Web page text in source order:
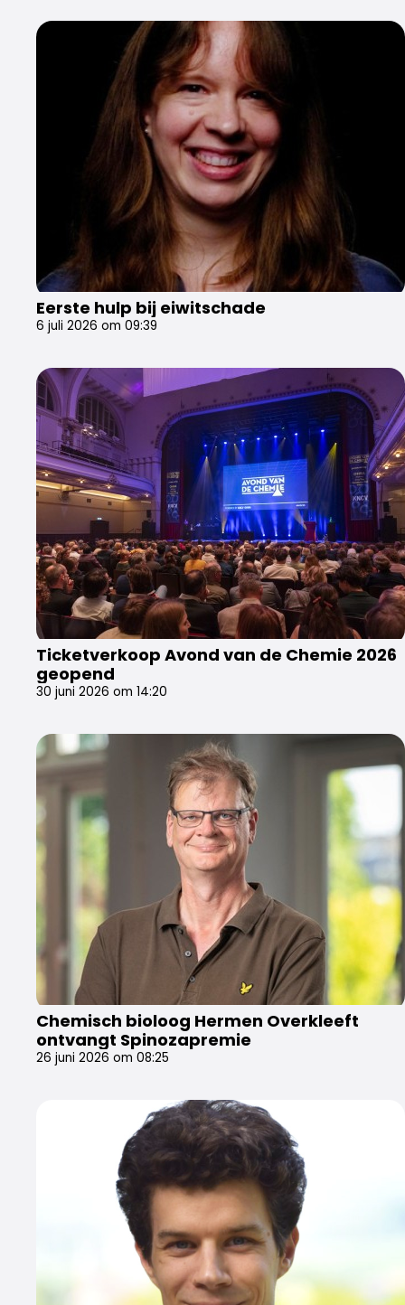
Eerste hulp bij eiwitschade
6 juli 2026 om 09:39
Ticketverkoop Avond van de Chemie 2026
geopend
30 juni 2026 om 14:20
Chemisch bioloog Hermen Overkleeft
ontvangt Spinozapremie
26 juni 2026 om 08:25